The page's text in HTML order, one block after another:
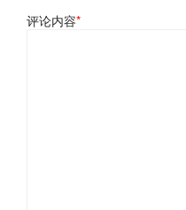
评论内容*